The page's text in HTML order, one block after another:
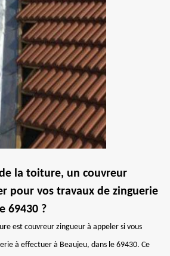
la toiture, un couvreur
pour vos travaux de zinguerie
69430 ?
est couvreur zingueur à appeler si vous
à effectuer à Beaujeu, dans le 69430. Ce